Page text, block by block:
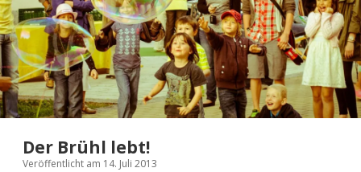
Der Brühl lebt!
Veröffentlicht am 14. Juli 2013